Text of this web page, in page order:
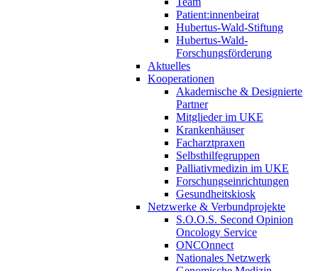
Patient:innenbeirat
Hubertus-Wald-Stiftung
Hubertus-Wald-
Forschungsförderung
Aktuelles
Kooperationen
Akademische & Designierte
Partner
Mitglieder im UKE
Krankenhäuser
Facharztpraxen
Selbsthilfegruppen
Palliativmedizin im UKE
Forschungseinrichtungen
Gesundheitskiosk
Netzwerke & Verbundprojekte
S.O.O.S. Second Opinion
Oncology Service
ONCOnnect
Nationales Netzwerk